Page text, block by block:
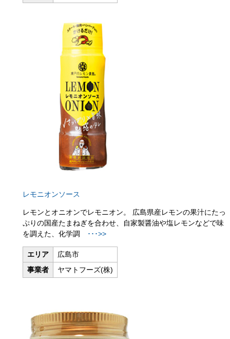
レモニオンソース
レモンとオニオンでレモニオン。 広島県産レモンの果汁にたっ
ぷりの国産たまねぎを合わせ、自家製醤油や塩レモンなどで味
を調えた、化学調
･･･>>
エリア
広島市
事業者
ヤマトフーズ(株)